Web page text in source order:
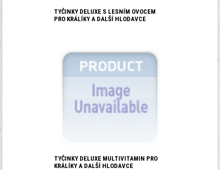
TYČINKY DELUXE S LESNÍM OVOCEM
PRO KRÁLÍKY A DALŠÍ HLODAVCE
TYČINKY DELUXE MULTIVITAMIN PRO
KRÁLÍKY A DALŠÍ HLODAVCE